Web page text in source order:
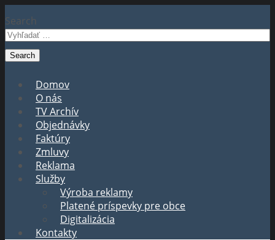
Search
Domov
O nás
TV Archív
Objednávky
Faktúry
Zmluvy
Reklama
Služby
Výroba reklamy
Platené príspevky pre obce
Digitalizácia
Kontakty